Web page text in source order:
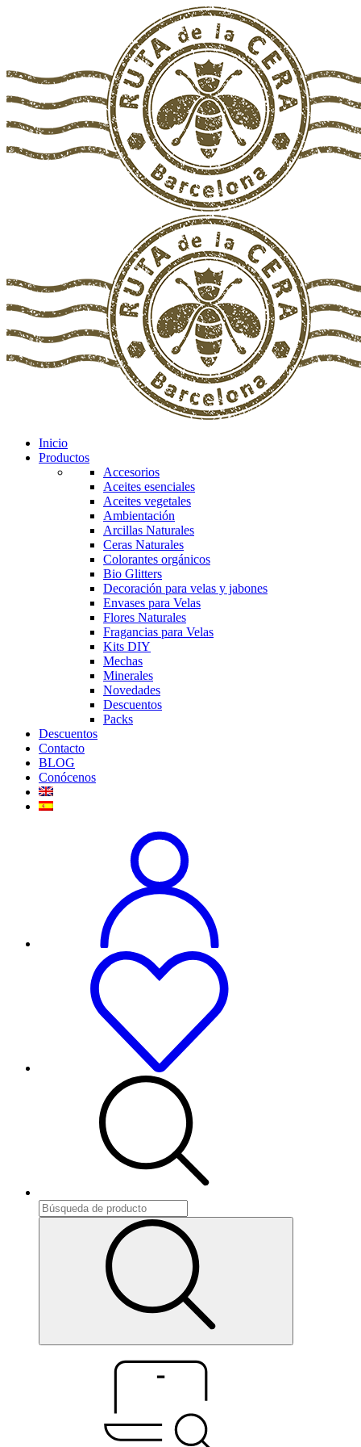
Inicio
Productos
Accesorios
Aceites esenciales
Aceites vegetales
Ambientación
Arcillas Naturales
Ceras Naturales
Colorantes orgánicos
Bio Glitters
Decoración para velas y jabones
Envases para Velas
Flores Naturales
Fragancias para Velas
Kits DIY
Mechas
Minerales
Novedades
Descuentos
Packs
Descuentos
Contacto
BLOG
Conócenos